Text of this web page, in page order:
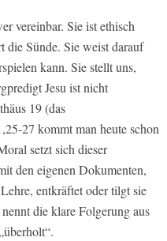
vereinbar. Sie ist ethisch
die Sünde. Sie weist darauf
kann. Sie stellt uns,
Jesu ist nicht
19 (das
27 kommt man heute schon
setzt sich dieser
den eigenen Dokumenten,
entkräftet oder tilgt sie
die klare Folgerung aus